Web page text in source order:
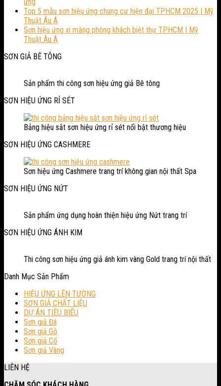
Top 5 mẫu sơn hiệu ứng chung cư hiện đại TPHCM 2025 | Mỹ
Thuật Âu Á
Sơn hiệu ứng xi măng phòng khách biệt thự TPHCM | Mỹ
Thuật Âu Á
SƠN GIẢ BÊ TÔNG
Sản phẩm thi công sơn hiệu ứng giả Bê tông
SƠN HIỆU ỨNG RỈ SÉT
Bảng hiệu sắt sơn hiệu ứng rỉ sét nổi bật thương hiệu
SƠN HIỆU ỨNG CASHMERE
Sơn hiệu ứng Cashmere trang trí không gian nội thất Spa
SƠN HIỆU ỨNG NỨT
Sản phẩm ứng dụng hoàn thiện hiệu ứng Nứt trang trí
SƠN HIỆU ỨNG ÁNH KIM
Thi công sơn hiệu ứng giả ánh kim vàng Gold trang trí nội thất
Danh Mục Sản Phẩm
HIỆU ỨNG LÊN TƯỜNG
SƠN GIẢ CHẤT LIỆU
DỰ ÁN TIÊU BIỂU
Sơn giả Đá
Sơn giả Gỗ
Sơn giả Cổ
Sơn giả Vàng
LIÊN HỆ